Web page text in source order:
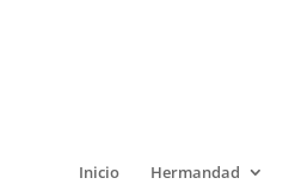
Inicio Hermandad